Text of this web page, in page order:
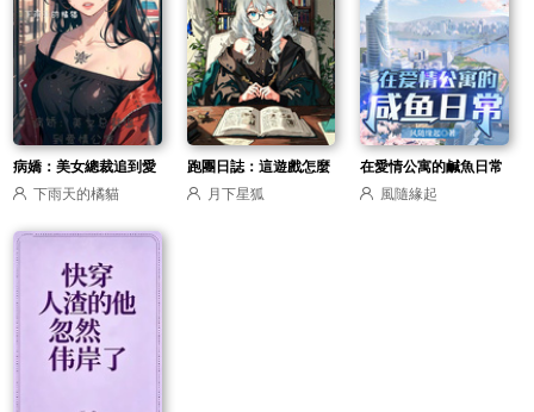
病嬌：美女總裁追到愛
情公寓下雨天的橘貓
跑團日誌：這遊戲怎麼
越來越不對
月下星狐
在愛情公寓的鹹魚日常
風隨緣起